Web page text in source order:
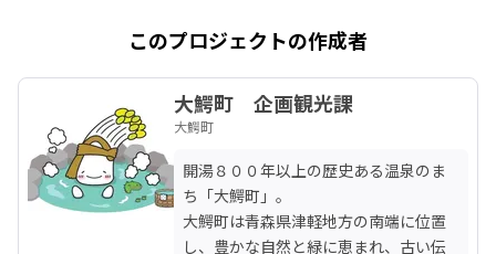
このプロジェクトの作成者
大鰐町 企画観光課
大鰐町
開湯８００年以上の歴史ある温泉のま
ち「大鰐町」。
大鰐町は青森県津軽地方の南端に位置
し、豊かな自然と緑に恵まれ、古い伝